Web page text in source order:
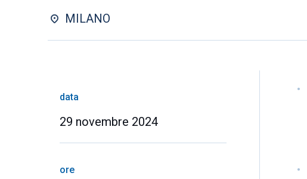
MILANO
data
29 novembre 2024
ore